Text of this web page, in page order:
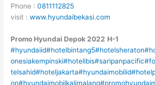
Phone :0811112825
visit :www.hyundaibekasi.com
Promo Hyundai Depok 2022 H-1
#hyundaiid#hotelbintang5#hotelsheraton
onesiakempinski#hotelibis#saripanpacific
telsahid#hoteljakarta#hyundaimobilid
on#hyundaimobilkalimalang